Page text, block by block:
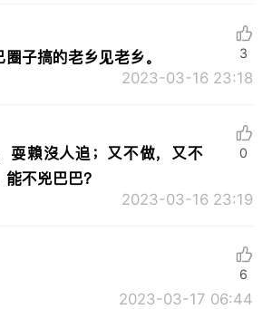
子搞的老乡见老乡。
2023-03-16 23:18
3
耍賴沒人追；又不做，又不
不兇巴巴？
2023-03-16 23:19
0
2023-03-17 06:44
6